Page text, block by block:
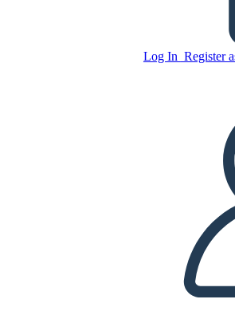
Log In Register
Copy this
CREATE A
PLAY
READ